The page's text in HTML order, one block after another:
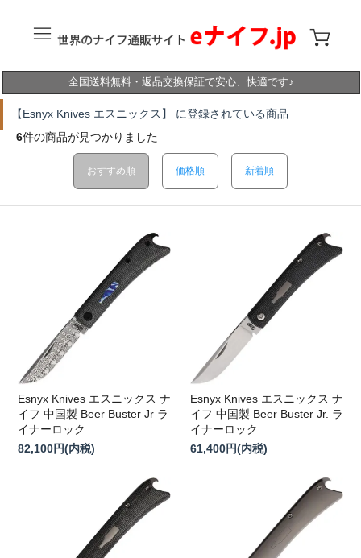
全国送料無料・返品交換保証で安心、快適です♪
【Esnyx Knives エスニックス】 に登録されている商品
6件の商品が見つかりました
おすすめ順 価格順 新着順
Esnyx Knives エスニックス ナ
イフ 中国製 Beer Buster Jr ラ
イナーロック
82,100円(内税)
Esnyx Knives エスニックス ナ
イフ 中国製 Beer Buster Jr. ラ
イナーロック
61,400円(内税)